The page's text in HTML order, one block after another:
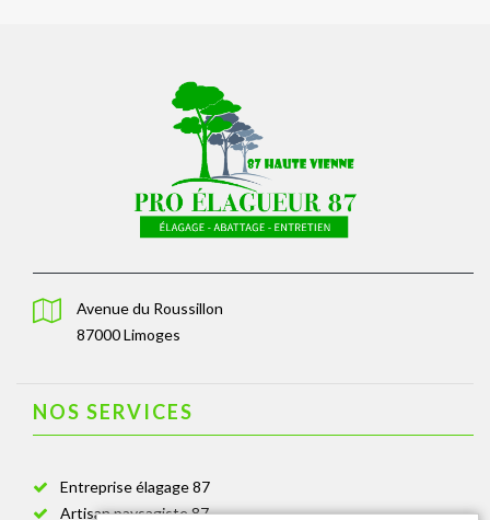
Avenue du Roussillon
87000 Limoges
NOS SERVICES
Entreprise élagage 87
Artisan paysagiste 87